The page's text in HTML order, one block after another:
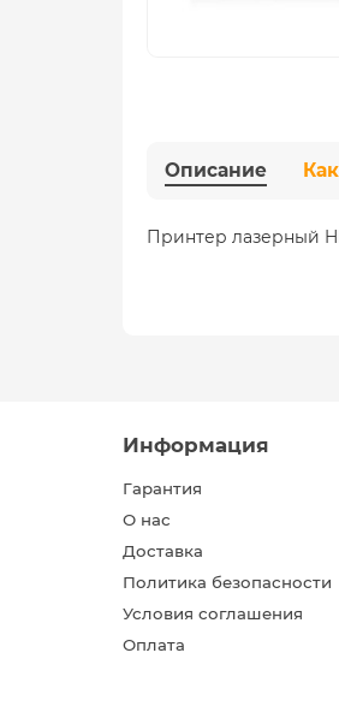
Описание
Принтер лазерный
Информация
Гарантия
О нас
Доставка
Политика безопасности
Условия соглашения
Оплата